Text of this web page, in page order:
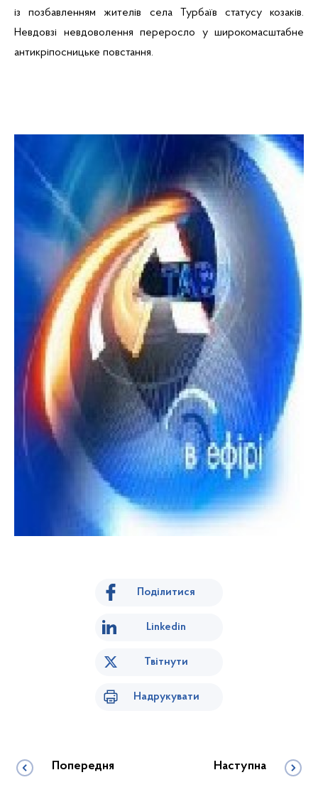
із позбавленням жителів села Турбаїв статусу козаків.
Невдовзі невдоволення переросло у широкомасштабне
антикріпосницьке повстання.
Поділитися
Linkedin
Твітнути
Надрукувати
Попередня Наступна